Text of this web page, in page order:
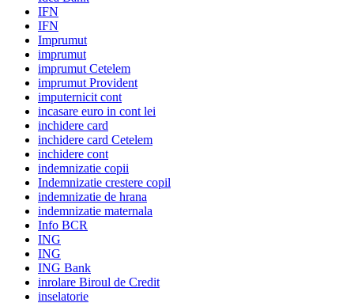
IFN
IFN
Imprumut
imprumut
imprumut Cetelem
imprumut Provident
imputernicit cont
incasare euro in cont lei
inchidere card
inchidere card Cetelem
inchidere cont
indemnizatie copii
Indemnizatie crestere copil
indemnizatie de hrana
indemnizatie maternala
Info BCR
ING
ING
ING Bank
inrolare Biroul de Credit
inselatorie